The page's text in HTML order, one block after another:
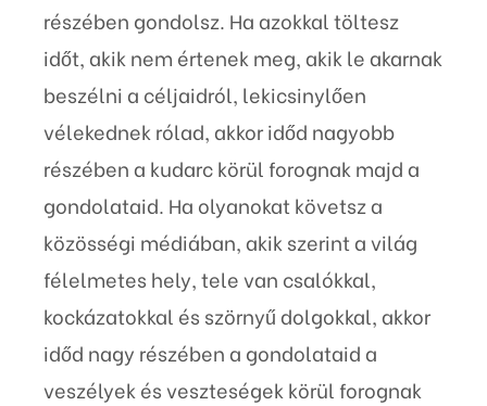
részében gondolsz. Ha azokkal töltesz
időt, akik nem értenek meg, akik le akarnak
beszélni a céljaidról, lekicsinylően
vélekednek rólad, akkor időd nagyobb
részében a kudarc körül forognak majd a
gondolataid. Ha olyanokat követsz a
közösségi médiában, akik szerint a világ
félelmetes hely, tele van csalókkal,
kockázatokkal és szörnyű dolgokkal, akkor
időd nagy részében a gondolataid a
veszélyek és veszteségek körül forognak